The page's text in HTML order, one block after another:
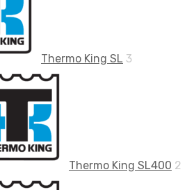
Thermo King SL 3
Thermo King SL400 2